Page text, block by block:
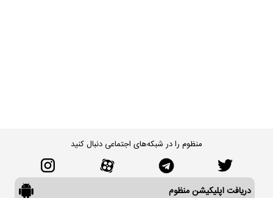
منظوم را در شبکه‌های اجتماعی دنبال کنید
دریافت اپلیکیشن منظوم